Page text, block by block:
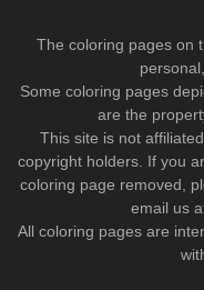
The coloring pages on
Some coloring pages
are the
This site is not
copyright holders. If you
coloring page removed,
email us
All coloring pages are